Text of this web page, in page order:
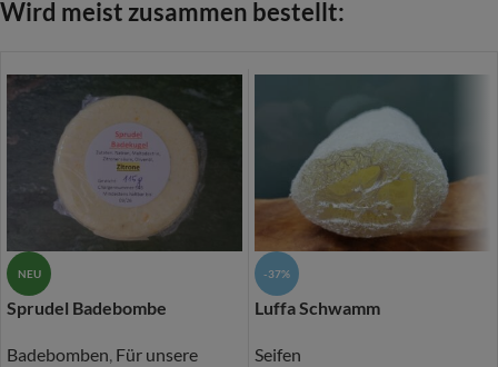
Wird meist zusammen bestellt:
NEU
Sprudel Badebombe
Badebomben, Für unsere
-37%
Luffa Schwamm
Seifen